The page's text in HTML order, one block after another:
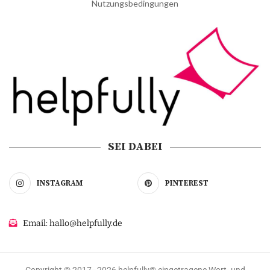
Nutzungsbedingungen
SEI DABEI
INSTAGRAM PINTEREST
Email: hallo@helpfully.de